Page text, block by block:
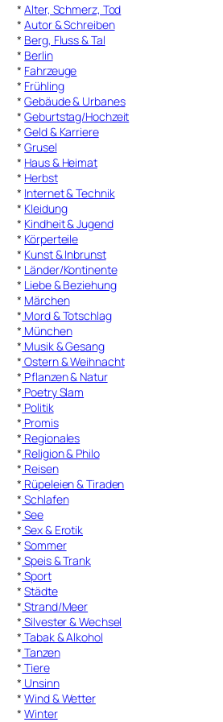
*Alter, Schmerz, Tod
*Autor & Schreiben
* Berg, Fluss & Tal
* Berlin
* Fahrzeuge
* Frühling
*Gebäude & Urbanes
*Geburtstag/Hochzeit
*Geld & Karriere
*Grusel
* Haus & Heimat
* Herbst
* Internet & Technik
* Kleidung
* Kindheit & Jugend
* Körperteile
* Kunst & Inbrunst
* Länder/Kontinente
* Liebe & Beziehung
* Märchen
* Mord & Totschlag
* München
* Musik & Gesang
* Ostern & Weihnacht
* Pflanzen & Natur
* Poetry Slam
* Politik
* Promis
* Regionales
* Religion & Philo
* Reisen
* Rüpeleien & Tiraden
* Schlafen
* See
* Sex & Erotik
*Sommer
* Speis & Trank
* Sport
*Städte
* Strand/Meer
* Silvester & Wechsel
* Tabak & Alkohol
* Tanzen
* Tiere
* Unsinn
*Wind & Wetter
*Winter